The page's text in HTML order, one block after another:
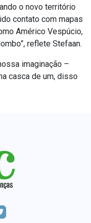
o novo território
contato com mapas
Américo Vespúcio,
reflete Stefaan.
imaginação –
casca de um, disso